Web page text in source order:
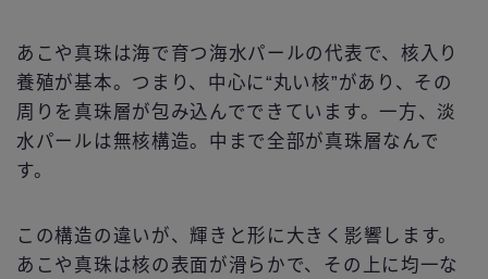
あこや真珠は海で育つ海水パールの代表で、核入り
養殖が基本。つまり、中心に“丸い核”があり、その
周りを真珠層が包み込んでできています。一方、淡
水パールは無核構造。中まで全部が真珠層なんで
す。
この構造の違いが、輝きと形に大きく影響します。
あこや真珠は核の表面が滑らかで、その上に均一な